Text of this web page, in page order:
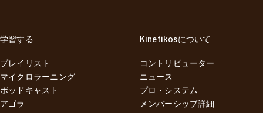
学習する
プレイリスト
マイクロラーニング
ポッドキャスト
アゴラ
Kinetikosについて
コントリビューター
ニュース
プロ・システム
メンバーシップ詳細